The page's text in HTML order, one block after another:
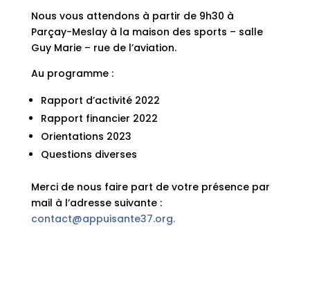
Nous vous attendons à partir de 9h30 à
Parçay-Meslay à la maison des sports – salle
Guy Marie – rue de l’aviation.
Au programme :
Rapport d’activité 2022
Rapport financier 2022
Orientations 2023
Questions diverses
Merci de nous faire part de votre présence par
mail à l’adresse suivante :
contact@appuisante37.org.